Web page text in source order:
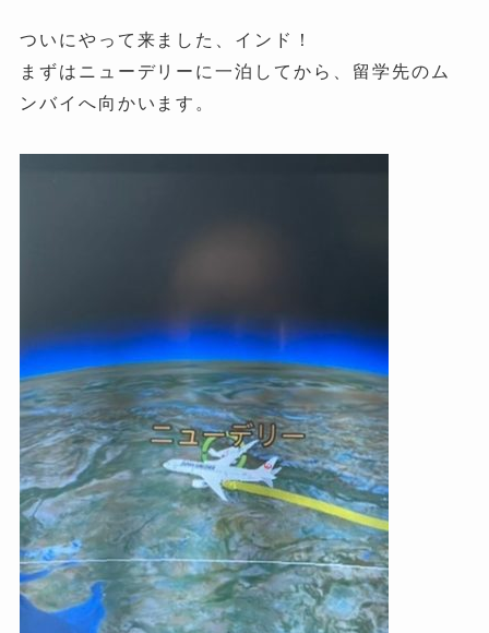
ついにやって来ました、インド！
まずはニューデリーに一泊してから、留学先のム
ンバイへ向かいます。